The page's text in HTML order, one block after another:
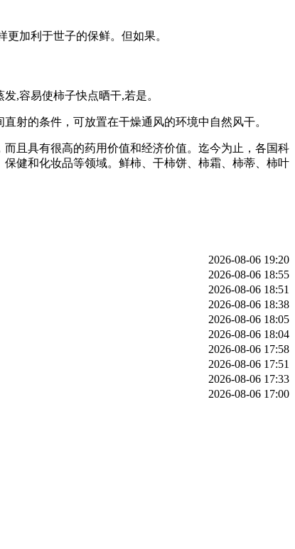
加利于世子的保鲜。但如果。
,容易使柿子快点晒干,若是。
射的条件，可放置在干燥通风的环境中自然风干。
且具有很高的药用价值和经济价值。迄今为止，各国科
健和化妆品等领域。鲜柿、干柿饼、柿霜、柿蒂、柿叶
2026-08-06 19:20
2026-08-06 18:55
2026-08-06 18:51
2026-08-06 18:38
2026-08-06 18:05
2026-08-06 18:04
2026-08-06 17:58
2026-08-06 17:51
2026-08-06 17:33
2026-08-06 17:00